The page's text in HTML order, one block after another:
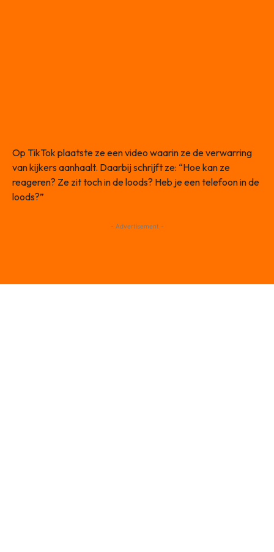
Op TikTok plaatste ze een video waarin ze de verwarring
van kijkers aanhaalt. Daarbij schrijft ze: “Hoe kan ze
reageren? Ze zit toch in de loods? Heb je een telefoon in de
loods?”
- Advertisement -